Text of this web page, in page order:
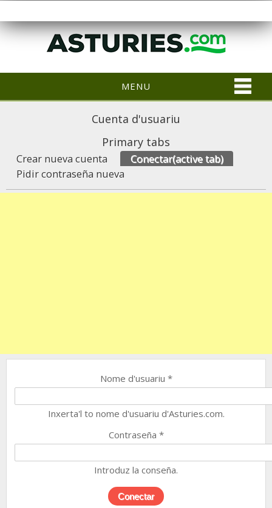
MENU
Cuenta d'usuariu
Primary tabs
Crear nueva cuenta Conectar(active tab)
Pidir contraseña nueva
Nome d'usuariu *
Inxerta'l to nome d'usuariu d'Asturies.com.
Contraseña *
Introduz la conseña.